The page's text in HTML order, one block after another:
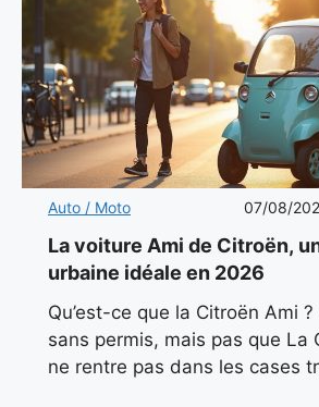
Auto / Moto 07/08/
La voiture Ami de Citroën,
urbaine idéale en 2026
Qu’est-ce que la Citroën Ami
sans permis, mais pas que La
ne rentre pas dans les cases